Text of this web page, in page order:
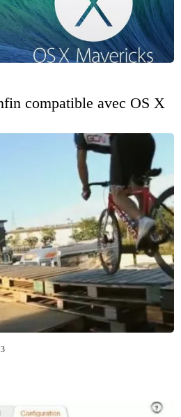
compatible avec OS X